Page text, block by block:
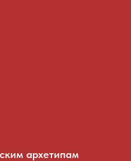
архетипам